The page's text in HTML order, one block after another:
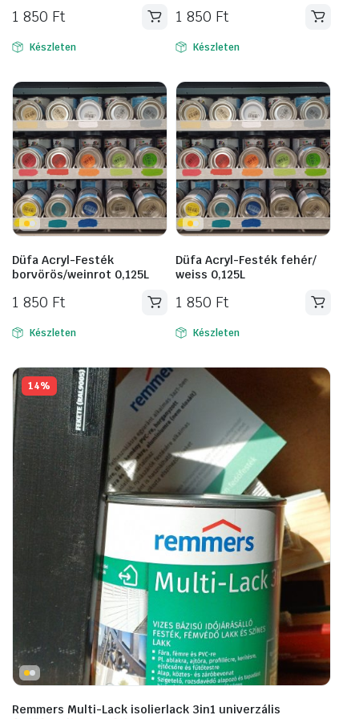
1 850 Ft
Készleten
1 850 Ft
Készleten
Düfa Acryl-Festék
borvörös/weinrot 0,125L
1 850 Ft
Készleten
Düfa Acryl-Festék fehér/
weiss 0,125L
1 850 Ft
Készleten
14%
Remmers Multi-Lack isolierlack 3in1 univerzális